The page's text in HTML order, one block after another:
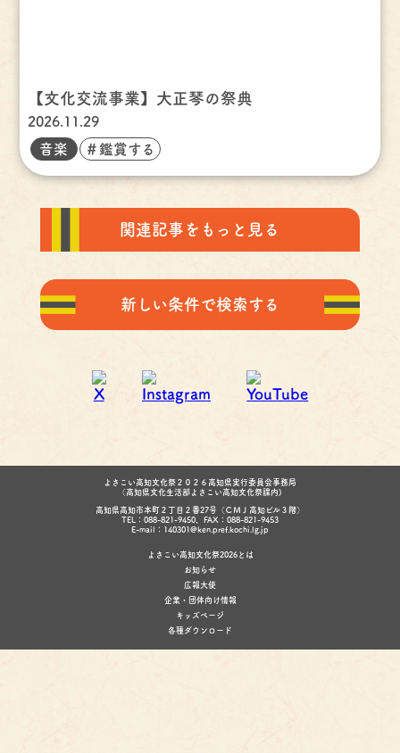
【文化交流事業】大正琴の祭典
2026.11.29
音楽 ＃鑑賞する
関連記事をもっと見る
新しい条件で検索する
よさこい高知文化祭２０２６高知県実行委員会事務局
（高知県文化生活部よさこい高知文化祭課内)
高知県高知市本町２丁目２番27号（ＣＭＪ高知ビル３階）
TEL：088-821-9450、FAX：088-821-9453
E-mail：140301@ken.pref.kochi.lg.jp
よさこい高知文化祭2026とは
お知らせ
広報大使
企業・団体向け情報
キッズページ
各種ダウンロード